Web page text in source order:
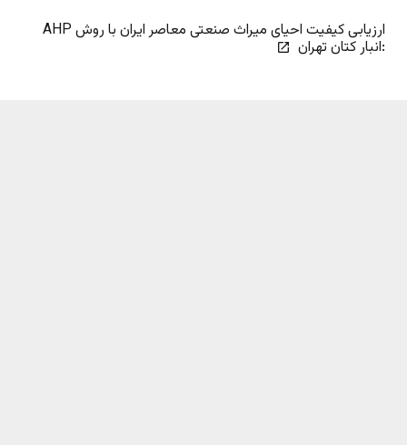
ارزیابی کیفیت احیای میراث صنعتی معاصر ایران با روش AHP
:انبار کتان تهران